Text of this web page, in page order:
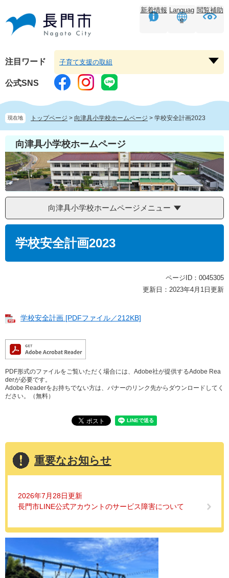
頭
す。
飛
し
本
文
へ
新着情報 Languag
e
閲覧補助
注目ワード
ー
子育て支援の取組
公式SNS
現在地 トップページ > 向津具小学校ホームページ > 学校安全計画2023
向津具小学校ホームページ
向津具小学校ホームページメニュー
学校安全計画2023
ページID：0045305
更新日：2023年4月1日更新
学校安全計画 [PDFファイル／212KB]
PDF形式のファイルをご覧いただく場合には、Adobe社が提供するAdobe Rea
derが必要です。
Adobe Readerをお持ちでない方は、バナーのリンク先からダウンロードしてく
ださい。（無料）
重要なお知らせ
2026年7月28日更新
長門市LINE公式アカウントのサービス障害について